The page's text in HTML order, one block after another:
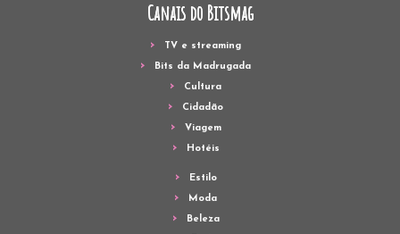
Canais do Bitsmag
TV e streaming
Bits da Madrugada
Cultura
Cidadão
Viagem
Hotéis
Estilo
Moda
Beleza